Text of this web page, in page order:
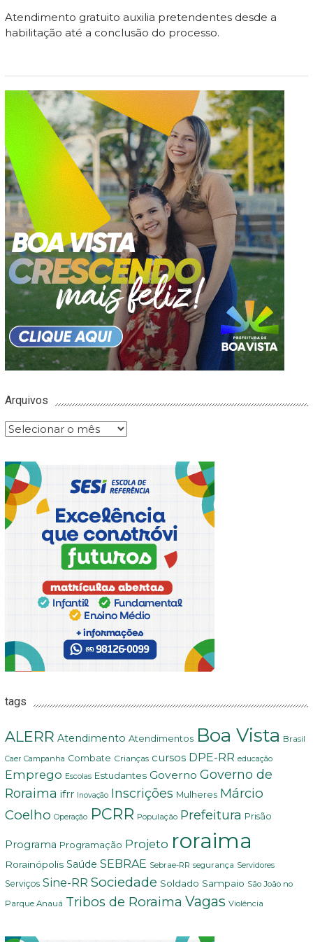
Atendimento gratuito auxilia pretendentes desde a
habilitação até a conclusão do processo.
Arquivos
Arquivos
tags
ALERR Atendimento Atendimentos Boa Vista Brasil
Caer Campanha Combate Crianças cursos DPE-RR educação
Emprego Escolas Estudantes Governo Governo de
Roraima ifrr Inovação Inscrições Mulheres Márcio
Coelho Operação PCRR População Prefeitura Prisão
Programa Programação Projeto roraima
Rorainópolis Saúde SEBRAE Sebrae-RR segurança Servidores
Serviços Sine-RR Sociedade Soldado Sampaio São João no
Parque Anauá Tribos de Roraima Vagas Violência